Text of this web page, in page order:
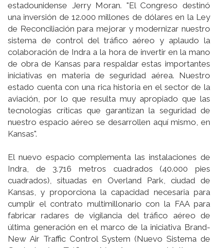
estadounidense Jerry Moran. "El Congreso destinó
una inversión de 12.000 millones de dólares en la Ley
de Reconciliación para mejorar y modernizar nuestro
sistema de control del tráfico aéreo y aplaudo la
colaboración de Indra a la hora de invertir en la mano
de obra de Kansas para respaldar estas importantes
iniciativas en materia de seguridad aérea. Nuestro
estado cuenta con una rica historia en el sector de la
aviación, por lo que resulta muy apropiado que las
tecnologías críticas que garantizan la seguridad de
nuestro espacio aéreo se desarrollen aquí mismo, en
Kansas".
El nuevo espacio complementa las instalaciones de
Indra, de 3.716 metros cuadrados (40.000 pies
cuadrados), situadas en Overland Park, ciudad de
Kansas, y proporciona la capacidad necesaria para
cumplir el contrato multimillonario con la FAA para
fabricar radares de vigilancia del tráfico aéreo de
última generación en el marco de la iniciativa Brand-
New Air Traffic Control System (Nuevo Sistema de